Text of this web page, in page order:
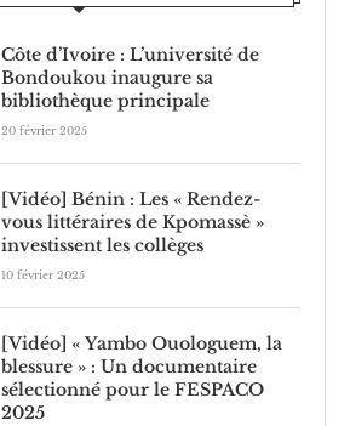
Côte d’Ivoire : L’université de
Bondoukou inaugure sa
bibliothèque principale
20 février 2025
[Vidéo] Bénin : Les « Rendez-
vous littéraires de Kpomassè »
investissent les collèges
10 février 2025
[Vidéo] « Yambo Ouologuem, la
blessure » : Un documentaire
sélectionné pour le FESPACO
2025